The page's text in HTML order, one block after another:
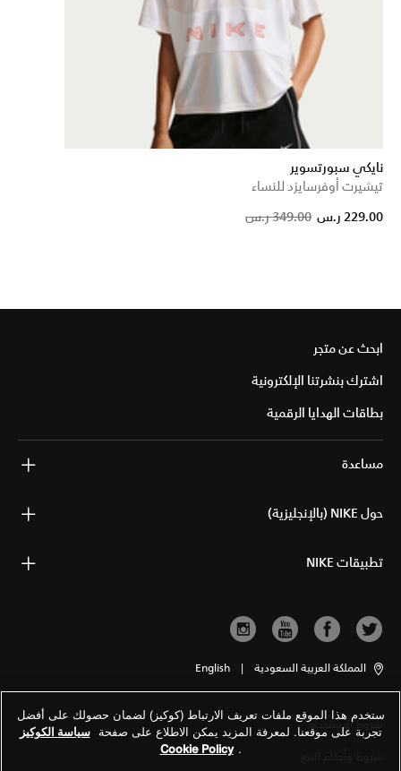
نايكي سبورتسوير
تيشيرت أوفرسايزد للنساء
349.00 ر.س 229.00 ر.س
ابحث عن متجر
اشترك بنشرتنا الإلكترونية
بطاقات الهدايا الرقمية
مساعدة
حول NIKE (بالإنجليزية)
تطبيقات NIKE
المملكة العربية السعودية |
English
شروط الاستخدام
ستخدم هذا الموقع ملفات تعريف الارتباط (كوكيز) لضمان حصولك على أفضل
تجربة على موقعنا. لمعرفة المزيد يمكن الاطلاع على صفحة سياسة الكوكيز
.
Cookie Policy